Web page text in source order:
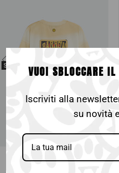
SALE VUOI SBLOCCARE
Iscriviti alla
su novità